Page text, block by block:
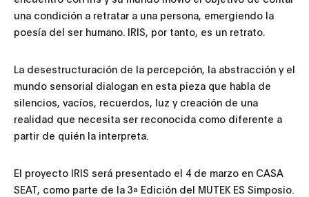
una condición a retratar a una persona, emergiendo la
poesía del ser humano. IRIS, por tanto, es un retrato.
La desestructuración de la percepción, la abstracción y el
mundo sensorial dialogan en esta pieza que habla de
silencios, vacíos, recuerdos, luz y creación de una
realidad que necesita ser reconocida como diferente a
partir de quién la interpreta.
El proyecto IRIS será presentado el 4 de marzo en CASA
SEAT, como parte de la 3ª Edición del MUTEK ES Simposio.